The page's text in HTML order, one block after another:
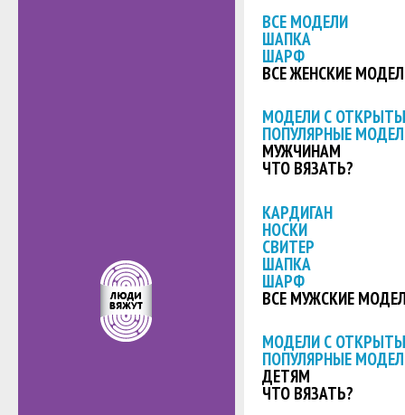
ВСЕ МОДЕЛИ
ШАПКА
ШАРФ
ВСЕ ЖЕНСКИЕ
МОДЕЛИ С
ПОПУЛЯРНЫЕ
МУЖЧИНАМ
ЧТО ВЯЗАТЬ?
КАРДИГАН
НОСКИ
СВИТЕР
ШАПКА
ШАРФ
ВСЕ МУЖСКИЕ
МОДЕЛИ С
ПОПУЛЯРНЫЕ
ДЕТЯМ
ЧТО ВЯЗАТЬ?